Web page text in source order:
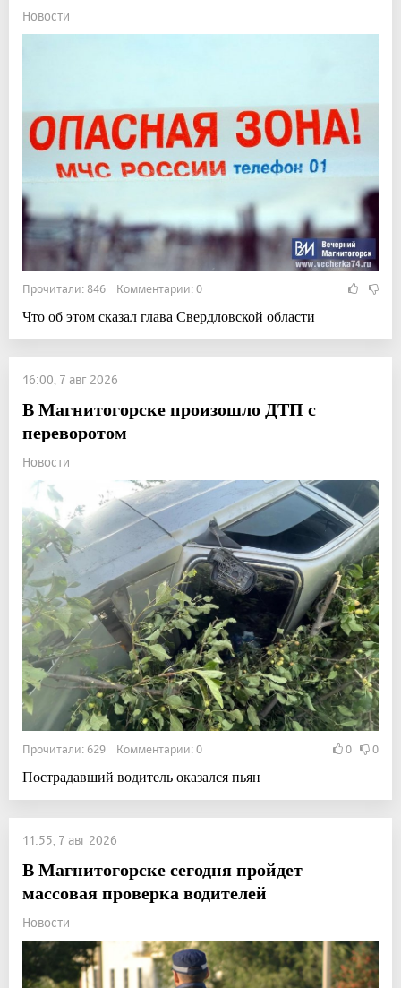
Новости
Прочитали: 846 Комментарии: 0
Что об этом сказал глава Свердловской области
16:00, 7 авг 2026
В Магнитогорске произошло ДТП с
переворотом
Новости
Прочитали: 629 Комментарии: 0 0 0
Пострадавший водитель оказался пьян
11:55, 7 авг 2026
В Магнитогорске сегодня пройдет
массовая проверка водителей
Новости